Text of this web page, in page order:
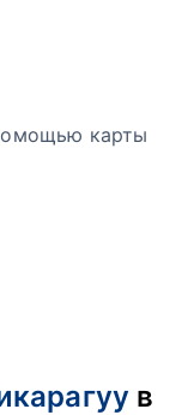
карты
в